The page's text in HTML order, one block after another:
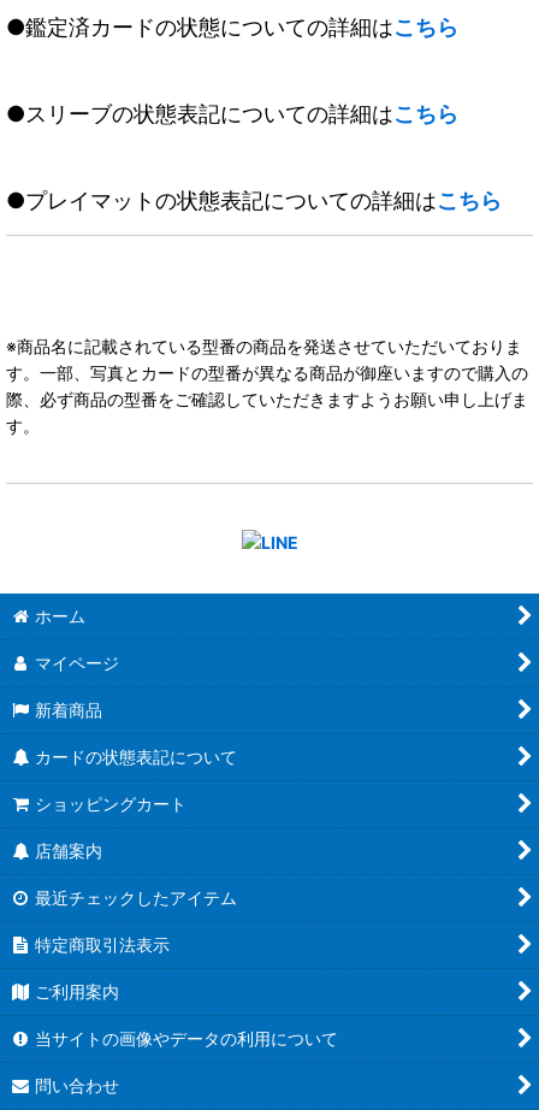
●鑑定済カードの状態についての詳細はこちら
●スリーブの状態表記についての詳細はこちら
●プレイマットの状態表記についての詳細はこちら
※商品名に記載されている型番の商品を発送させていただいておりま
す。一部、写真とカードの型番が異なる商品が御座いますので購入の
際、必ず商品の型番をご確認していただきますようお願い申し上げま
す。
ホーム
マイページ
新着商品
カードの状態表記について
ショッピングカート
店舗案内
最近チェックしたアイテム
特定商取引法表示
ご利用案内
当サイトの画像やデータの利用について
問い合わせ